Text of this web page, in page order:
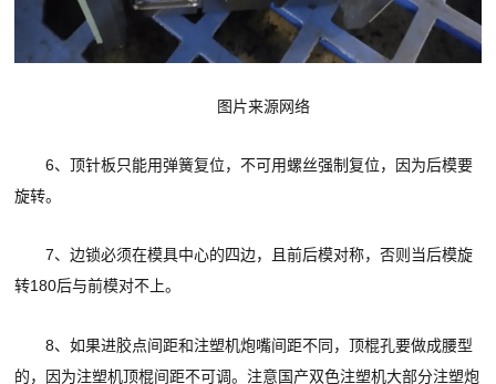
图 片来源网络
6、顶针板只能用弹簧复位，不可用螺丝强制复位，因为后模要
旋转。
7、边锁必须在模具中心的四边，且前后模对称，否则当后模旋
转180后与前模对不上。
8、如果进胶点间距和注塑机炮嘴间距不同，顶棍孔要做成腰型
的，因为注塑机顶棍间距不可调。注意国产双色注塑机大部分注塑炮